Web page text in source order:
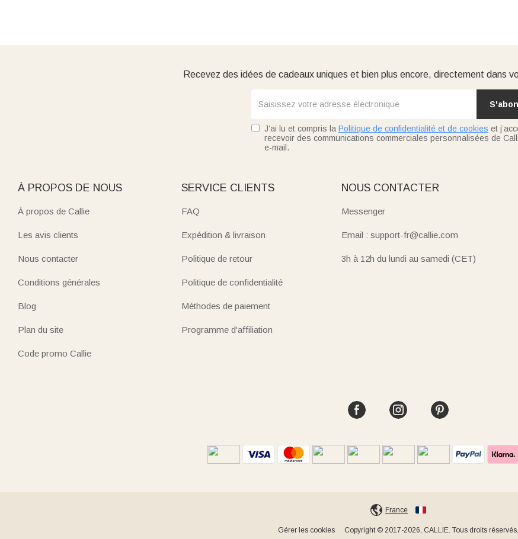
Recevez des idées de cadeaux uniques et bien plus encore, directement dans
J’ai lu et compris la Politique de confidentialité et de cookies et
recevoir des communications commerciales personnalisées de
e-mail.
À PROPOS DE NOUS
À propos de Callie
Les avis clients
Nous contacter
Conditions générales
Blog
Plan du site
Code promo Callie
SERVICE CLIENTS
FAQ
Expédition & livraison
Politique de retour
Politique de confidentialité
Méthodes de paiement
Programme d'affiliation
NOUS CONTACTER
Messenger
Email : support-fr@callie.com
3h à 12h du lundi au samedi (CET)
France
Gérer les cookies Copyright © 2017-2026, CALLIE. Tous droits réservés.